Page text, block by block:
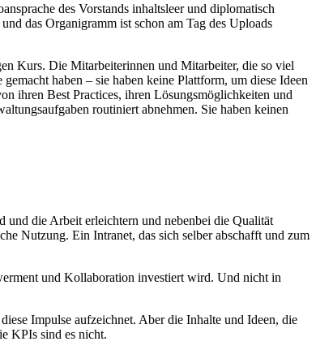
des Vorstands inhaltsleer und diplomatisch
das Organigramm ist schon am Tag des Uploads
Kurs. Die Mitarbeiterinnen und Mitarbeiter, die so viel
haben – sie haben keine Plattform, um diese Ideen
ihren Best Practices, ihren Lösungsmöglichkeiten und
routiniert abnehmen. Sie haben keinen
und die Arbeit erleichtern und nebenbei die Qualität
Nutzung. Ein Intranet, das sich selber abschafft und zum
und Kollaboration investiert wird. Und nicht in
Impulse aufzeichnet. Aber die Inhalte und Ideen, die
KPIs sind es nicht.